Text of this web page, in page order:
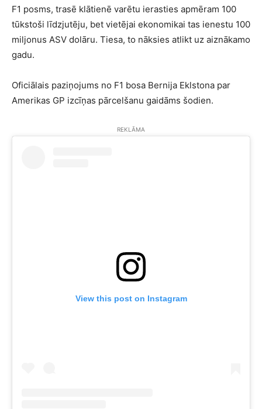
F1 posms, trasē klātienē varētu ierasties apmēram 100
tūkstoši līdzjutēju, bet vietējai ekonomikai tas ienestu 100
miljonus ASV dolāru. Tiesa, to nāksies atlikt uz aiznākamo
gadu.
Oficiālais paziņojums no F1 bosa Bernija Eklstona par
Amerikas GP izcīņas pārcelšanu gaidāms šodien.
REKLĀMA
View this post on Instagram